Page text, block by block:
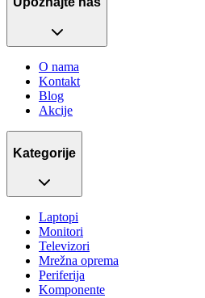
O nama
Kontakt
Blog
Akcije
Kategorije
Laptopi
Monitori
Televizori
Mrežna oprema
Periferija
Komponente